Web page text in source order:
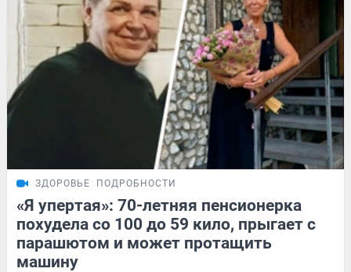
ЗДОРОВЬЕ ПОДРОБНОСТИ
«Я упертая»: 70-летняя пенсионерка
похудела со 100 до 59 кило, прыгает с
парашютом и может протащить
машину